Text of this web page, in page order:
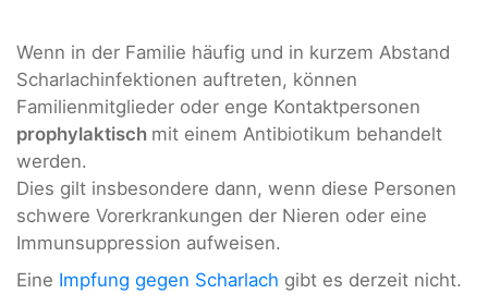
Wenn in der Familie häufig und in kurzem Abstand
Scharlachinfektionen auftreten, können
Familienmitglieder oder enge Kontaktpersonen
prophylaktisch mit einem Antibiotikum behandelt
werden.
Dies gilt insbesondere dann, wenn diese Personen
schwere Vorerkrankungen der Nieren oder eine
Immunsuppression aufweisen.
Eine Impfung gegen Scharlach gibt es derzeit nicht.